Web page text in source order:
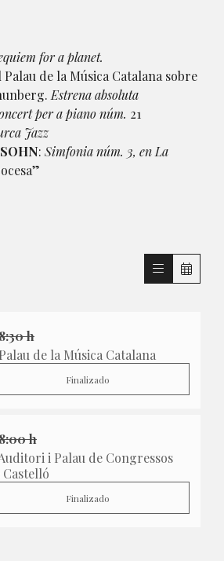
for a planet.
de la Música Catalana sobre
Estrena absoluta
per a piano núm. 21
Jazz
: Simfonia núm. 3, en La
h
Palau de la Música Catalana
Finalizado
h
i Palau de Congressos
Castelló
Finalizado